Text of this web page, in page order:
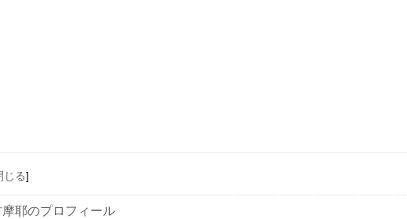
じる]
摩耶のプロフィール